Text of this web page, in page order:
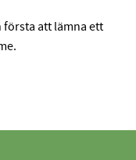
första att lämna ett